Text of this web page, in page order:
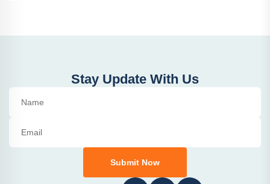
Stay Update With Us
Submit Now